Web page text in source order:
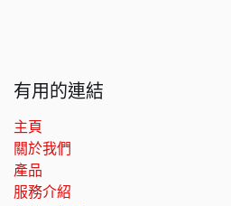
有用的連結
主頁
關於我們
產品
服務介紹